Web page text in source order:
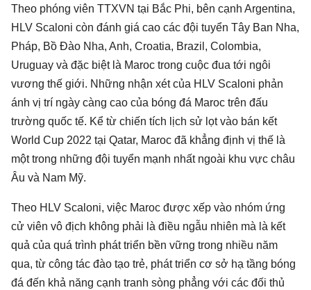
Theo phóng viên TTXVN tại Bắc Phi, bên cạnh Argentina,
HLV Scaloni còn đánh giá cao các đội tuyển Tây Ban Nha,
Pháp, Bồ Đào Nha, Anh, Croatia, Brazil, Colombia,
Uruguay và đặc biệt là Maroc trong cuộc đua tới ngôi
vương thế giới. Những nhận xét của HLV Scaloni phản
ánh vị trí ngày càng cao của bóng đá Maroc trên đấu
trường quốc tế. Kể từ chiến tích lịch sử lọt vào bán kết
World Cup 2022 tại Qatar, Maroc đã khẳng định vị thế là
một trong những đội tuyển mạnh nhất ngoài khu vực châu
Âu và Nam Mỹ.
Theo HLV Scaloni, việc Maroc được xếp vào nhóm ứng
cử viên vô địch không phải là điều ngẫu nhiên mà là kết
quả của quá trình phát triển bền vững trong nhiều năm
qua, từ công tác đào tạo trẻ, phát triển cơ sở hạ tầng bóng
đá đến khả năng cạnh tranh sòng phẳng với các đối thủ